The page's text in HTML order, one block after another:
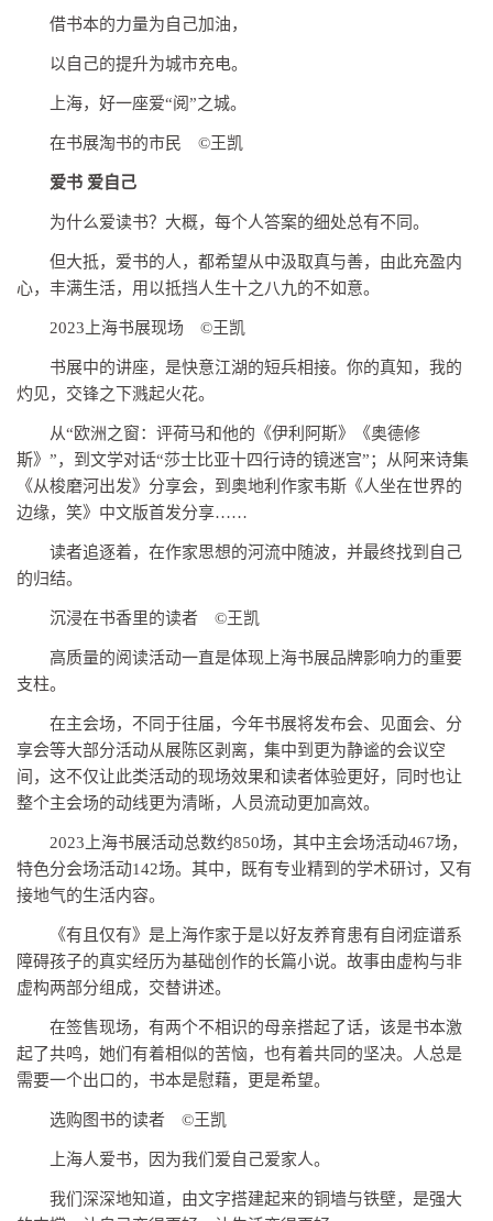
借书本的力量为自己加油，
以自己的提升为城市充电。
上海，好一座爱“阅”之城。
在书展淘书的市民 ©王凯
爱书 爱自己
为什么爱读书？大概，每个人答案的细处总有不同。
但大抵，爱书的人，都希望从中汲取真与善，由此充盈内
心，丰满生活，用以抵挡人生十之八九的不如意。
2023上海书展现场 ©王凯
书展中的讲座，是快意江湖的短兵相接。你的真知，我的
灼见，交锋之下溅起火花。
从“欧洲之窗：评荷马和他的《伊利阿斯》《奥德修
斯》”，到文学对话“莎士比亚十四行诗的镜迷宫”；从阿来诗集
《从梭磨河出发》分享会，到奥地利作家韦斯《人坐在世界的
边缘，笑》中文版首发分享……
读者追逐着，在作家思想的河流中随波，并最终找到自己
的归结。
沉浸在书香里的读者 ©王凯
高质量的阅读活动一直是体现上海书展品牌影响力的重要
支柱。
在主会场，不同于往届，今年书展将发布会、见面会、分
享会等大部分活动从展陈区剥离，集中到更为静谧的会议空
间，这不仅让此类活动的现场效果和读者体验更好，同时也让
整个主会场的动线更为清晰，人员流动更加高效。
2023上海书展活动总数约850场，其中主会场活动467场，
特色分会场活动142场。其中，既有专业精到的学术研讨，又有
接地气的生活内容。
《有且仅有》是上海作家于是以好友养育患有自闭症谱系
障碍孩子的真实经历为基础创作的长篇小说。故事由虚构与非
虚构两部分组成，交替讲述。
在签售现场，有两个不相识的母亲搭起了话，该是书本激
起了共鸣，她们有着相似的苦恼，也有着共同的坚决。人总是
需要一个出口的，书本是慰藉，更是希望。
选购图书的读者 ©王凯
上海人爱书，因为我们爱自己爱家人。
我们深深地知道，由文字搭建起来的铜墙与铁壁，是强大